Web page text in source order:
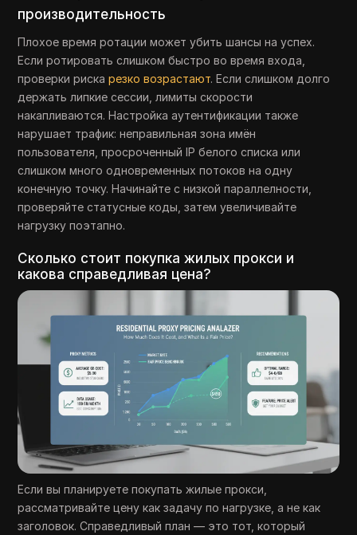
производительность
Плохое время ротации может убить шансы на успех.
Если ротировать слишком быстро во время входа,
проверки рискарезко возрастают. Если слишком долго
держать липкие сессии, лимиты скорости
накапливаются. Настройка аутентификации также
нарушает трафик: неправильная зона имён
пользователя, просроченный IP белого списка или
слишком много одновременных потоков на одну
конечную точку. Начинайте с низкой параллелности,
проверяйте статусные коды, затем увеличивайте
нагрузку поэтапно.
Сколько стоит покупка жилых прокси и
какова справедливая цена?
Если вы планируете покупать жилые прокси,
рассматривайте цену как задачу по нагрузке, а не как
заголовок. Справедливый план — это тот, который